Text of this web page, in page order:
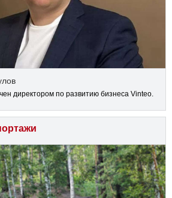
директором по развитию бизнеса Vinteo.